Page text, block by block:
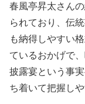
春風亭昇太さん
られており、伝
も納得しやすい
ているおかげで
披露宴という事
ち着いて把握し